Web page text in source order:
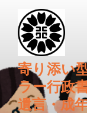
キ
寄り添い
ラー行政
遺言・成